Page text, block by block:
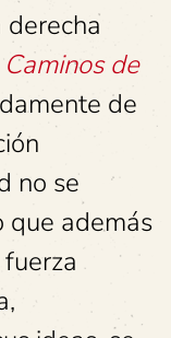
de
de
no se
que además